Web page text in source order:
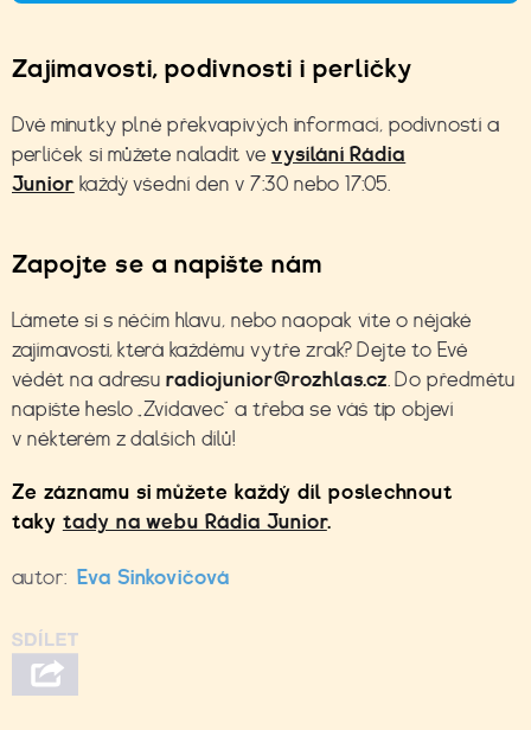
Zajímavosti, podivnosti i perličky
Dvě minutky plné překvapivých informací, podivností a
perliček si můžete naladit ve vysílání Rádia
Junior každý všední den v 7:30 nebo 17:05.
Zapojte se a napište nám
Lámete si s něčím hlavu, nebo naopak víte o nějaké
zajímavosti, která každému vytře zrak? Dejte to Evě
vědět na adresu radiojunior@rozhlas.cz. Do předmětu
napište heslo „Zvídavec“ a třeba se váš tip objeví
v některém z dalších dílů!
Ze záznamu si můžete každý díl poslechnout
taky tady na webu Rádia Junior.
autor: Eva Sinkovičová